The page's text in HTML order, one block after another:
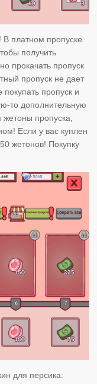
платном пропуске
получить
прокачать пропуск
пропуск не дает
пропуск и
то дополнительную
пропуска,
Если у вас куплен
жетонов! Покупку
для персика: